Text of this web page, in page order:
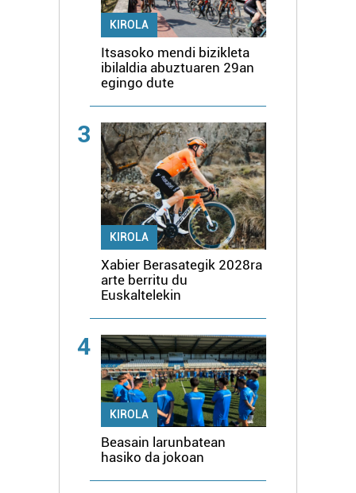
KIROLA
Itsasoko mendi bizikleta
ibilaldia abuztuaren 29an
egingo dute
3
KIROLA
Xabier Berasategik 2028ra
arte berritu du
Euskaltelekin
4
KIROLA
Beasain larunbatean
hasiko da jokoan